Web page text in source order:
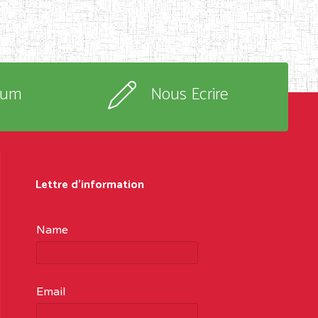
Nous Ecrire
Lettre d'information
Name
Email